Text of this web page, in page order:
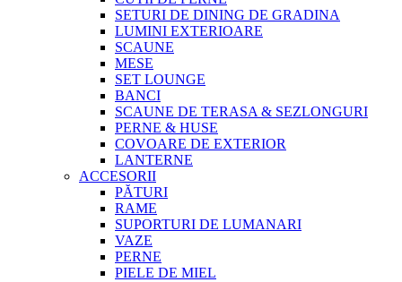
SETURI DE DINING DE GRADINA
LUMINI EXTERIOARE
SCAUNE
MESE
SET LOUNGE
BANCI
SCAUNE DE TERASA & SEZLONGURI
PERNE & HUSE
COVOARE DE EXTERIOR
LANTERNE
ACCESORII
PĂTURI
RAME
SUPORTURI DE LUMANARI
VAZE
PERNE
PIELE DE MIEL